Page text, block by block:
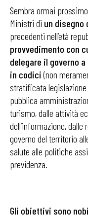
Sembra ormai
Ministri di un disegno
precedenti nell’età
provvedimento con
delegare il governo
in codici(non
stratificata legislazione
pubblica
turismo, dalle attività
dell’informazione, dalle
governo del territorio
salute alle politiche
previdenza.
Gli obiettivi sono